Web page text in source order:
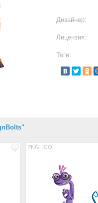
Дизайнер:
Лицензия:
Теги:
PNG ICO